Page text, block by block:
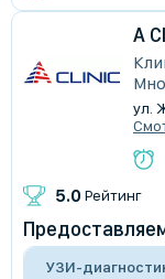
A
ул.
5.0 Рейтинг
УЗИ-